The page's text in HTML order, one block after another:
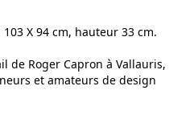
X 94 cm, hauteur 33 cm.
de Roger Capron à Vallauris,
et amateurs de design